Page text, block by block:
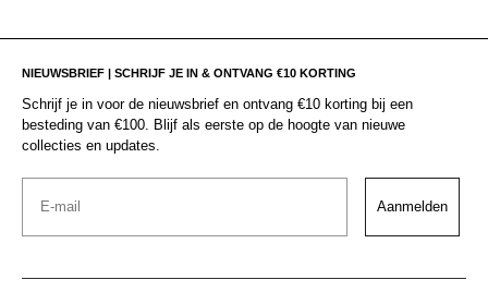
NIEUWSBRIEF | SCHRIJF JE IN & ONTVANG €10 KORTING
Schrijf je in voor de nieuwsbrief en ontvang €10 korting bij een
besteding van €100. Blijf als eerste op de hoogte van nieuwe
collecties en updates.
Email
Aanmelden